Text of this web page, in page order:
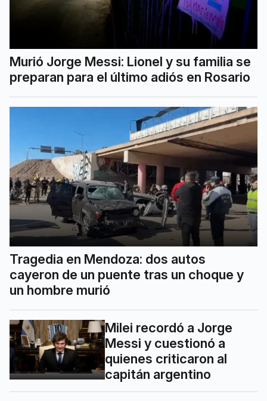
Murió Jorge Messi: Lionel y su familia se
preparan para el último adiós en Rosario
Tragedia en Mendoza: dos autos
cayeron de un puente tras un choque y
un hombre murió
Milei recordó a Jorge
Messi y cuestionó a
quienes criticaron al
capitán argentino